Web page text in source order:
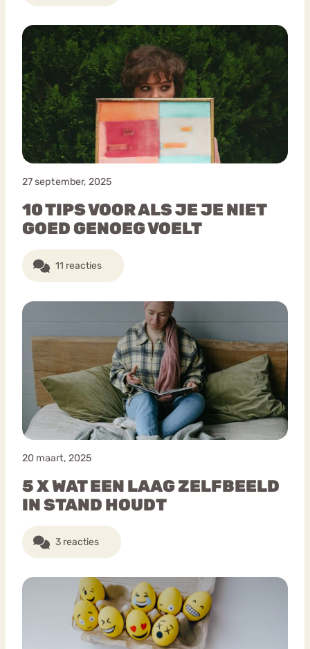
27 september, 2025
10 TIPS VOOR ALS JE JE NIET
GOED GENOEG VOELT
11 reacties
20 maart, 2025
5 X WAT EEN LAAG ZELFBEELD
IN STAND HOUDT
3 reacties